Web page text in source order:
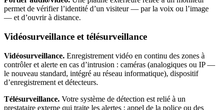
permet de vérifier l’identité d’un visiteur — par la voix ou l’image
— et d’ouvrir à distance.
Vidéosurveillance et télésurveillance
Vidéosurveillance. Enregistrement vidéo en continu des zones à
contrôler et alerte en cas d’intrusion : caméras (analogiques ou IP —
le nouveau standard, intégré au réseau informatique), dispositif
d’enregistrement et détecteurs.
Télésurveillance. Votre système de détection est relié à un
prestataire externe qui traite les alertes : appel de la police ou des